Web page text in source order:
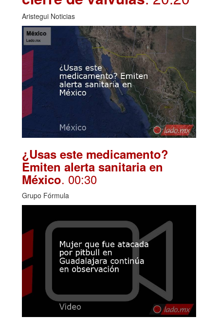
Aristegui Noticias
¿Usas este medicamento?
Emiten alerta sanitaria en
México. 00:30
Grupo Fórmula